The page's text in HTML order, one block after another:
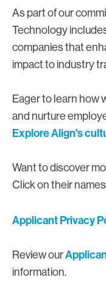
As part of our
Technology
companies that
impact to industry
Eager to learn how
and nurture
Explore Align's
Want to discover
Click on their
Applicant Privacy
Review our
information.